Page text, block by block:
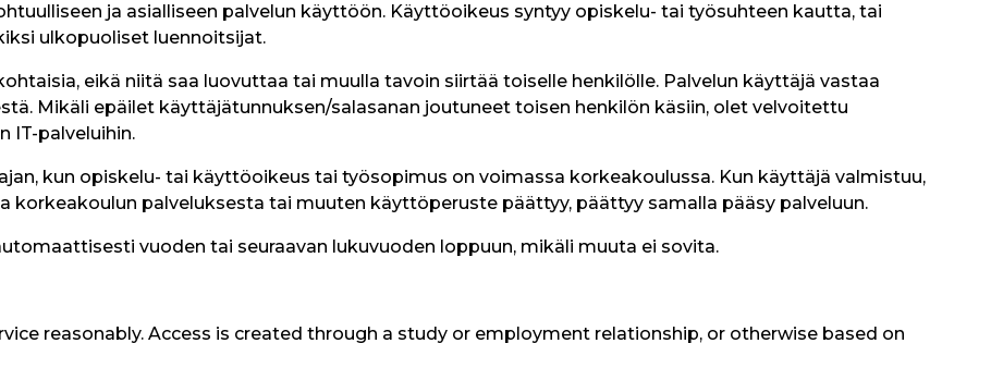
ja asialliseen palvelun käyttöön. Käyttöoikeus syntyy opiskelu- tai työsuhteen kautta, tai
ulkopuoliset luennoitsijat.
eikä niitä saa luovuttaa tai muulla tavoin siirtää toiselle henkilölle. Palvelun käyttäjä vastaa
Mikäli epäilet käyttäjätunnuksen/salasanan joutuneet toisen henkilön käsiin, olet velvoitettu
IT-palveluihin.
kun opiskelu- tai käyttöoikeus tai työsopimus on voimassa korkeakoulussa. Kun käyttäjä valmistuu,
korkeakoulun palveluksesta tai muuten käyttöperuste päättyy, päättyy samalla pääsy palveluun.
vuoden tai seuraavan lukuvuoden loppuun, mikäli muuta ei sovita.
reasonably. Access is created through a study or employment relationship, or otherwise based on